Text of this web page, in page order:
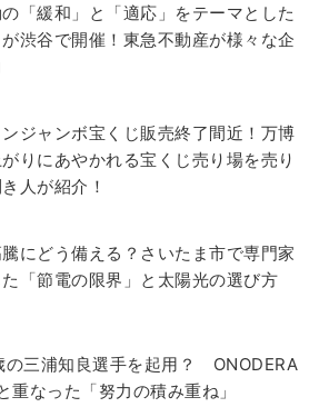
「緩和」と「適応」をテーマとした
渋谷で開催！東急不動産が様々な企
ジャンボ宝くじ販売終了間近！万博
りにあやかれる宝くじ売り場を売り
人が紹介！
にどう備える？さいたま市で専門家
「節電の限界」と太陽光の選び方
の三浦知良選手を起用？ ONODERA
重なった「努力の積み重ね」